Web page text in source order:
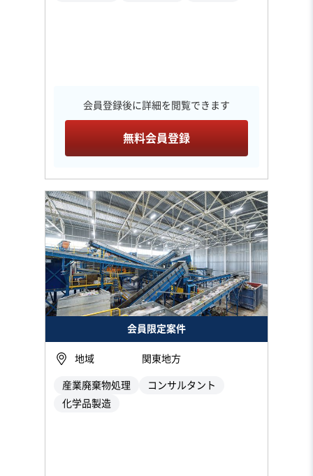
会員登録後に詳細を閲覧できます
無料会員登録
会員限定案件
地域 関東地方
産業廃棄物処理
コンサルタント
化学品製造